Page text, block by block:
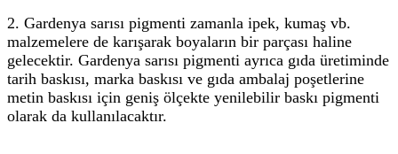
2. Gardenya sarısı pigmenti zamanla ipek, kumaş vb.
malzemelere de karışarak boyaların bir parçası haline
gelecektir. Gardenya sarısı pigmenti ayrıca gıda üretiminde
tarih baskısı, marka baskısı ve gıda ambalaj poşetlerine
metin baskısı için geniş ölçekte yenilebilir baskı pigmenti
olarak da kullanılacaktır.